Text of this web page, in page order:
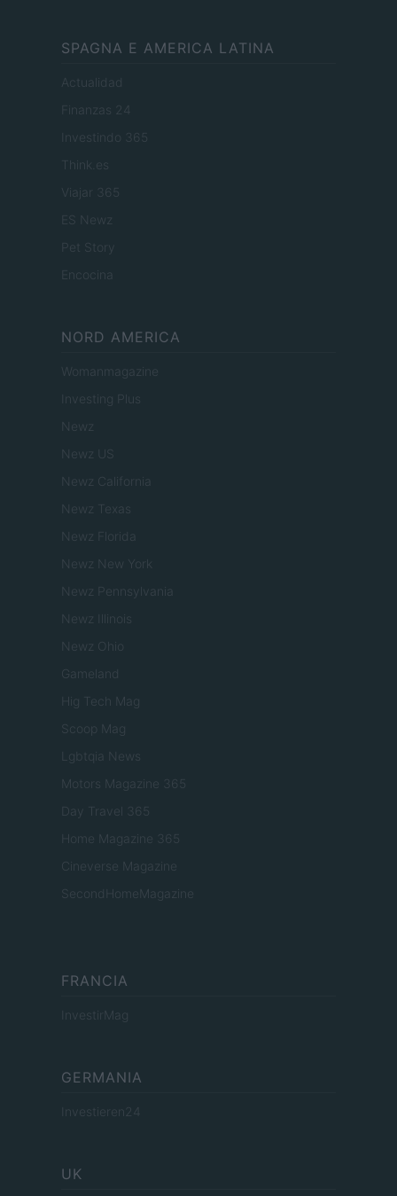
SPAGNA E AMERICA LATINA
Actualidad
Finanzas 24
Investindo 365
Think.es
Viajar 365
ES Newz
Pet Story
Encocina
NORD AMERICA
Womanmagazine
Investing Plus
Newz
Newz US
Newz California
Newz Texas
Newz Florida
Newz New York
Newz Pennsylvania
Newz Illinois
Newz Ohio
Gameland
Hig Tech Mag
Scoop Mag
Lgbtqia News
Motors Magazine 365
Day Travel 365
Home Magazine 365
Cineverse Magazine
SecondHomeMagazine
FRANCIA
InvestirMag
GERMANIA
Investieren24
UK